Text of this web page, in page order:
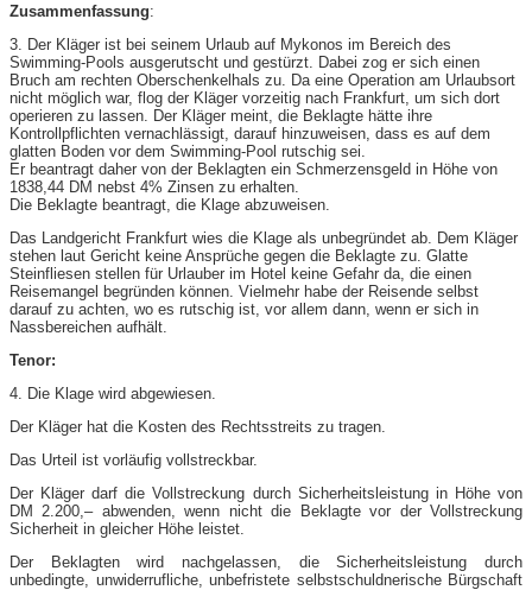
Zusammenfassung:
3. Der Kläger ist bei seinem Urlaub auf Mykonos im Bereich des
Swimming-Pools ausgerutscht und gestürzt. Dabei zog er sich einen
Bruch am rechten Oberschenkelhals zu. Da eine Operation am Urlaubsort
nicht möglich war, flog der Kläger vorzeitig nach Frankfurt, um sich dort
operieren zu lassen. Der Kläger meint, die Beklagte hätte ihre
Kontrollpflichten vernachlässigt, darauf hinzuweisen, dass es auf dem
glatten Boden vor dem Swimming-Pool rutschig sei.
Er beantragt daher von der Beklagten ein Schmerzensgeld in Höhe von
1838,44 DM nebst 4% Zinsen zu erhalten.
Die Beklagte beantragt, die Klage abzuweisen.
Das Landgericht Frankfurt wies die Klage als unbegründet ab. Dem Kläger
stehen laut Gericht keine Ansprüche gegen die Beklagte zu. Glatte
Steinfliesen stellen für Urlauber im Hotel keine Gefahr da, die einen
Reisemangel begründen können. Vielmehr habe der Reisende selbst
darauf zu achten, wo es rutschig ist, vor allem dann, wenn er sich in
Nassbereichen aufhält.
Tenor:
4. Die Klage wird abgewiesen.
Der Kläger hat die Kosten des Rechtsstreits zu tragen.
Das Urteil ist vorläufig vollstreckbar.
Der Kläger darf die Vollstreckung durch Sicherheitsleistung in Höhe von
DM 2.200,– abwenden, wenn nicht die Beklagte vor der Vollstreckung
Sicherheit in gleicher Höhe leistet.
Der Beklagten wird nachgelassen, die Sicherheitsleistung durch
unbedingte, unwiderrufliche, unbefristete selbstschuldnerische Bürgschaft